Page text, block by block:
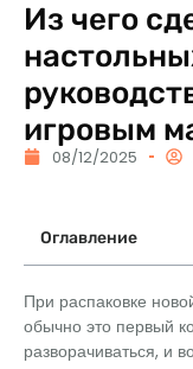
Из чего
игровым
08/12/2025
Оглавление
При распаковке
обычно это первый
разворачиваться, и